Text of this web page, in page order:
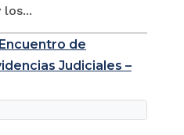
de
Judiciales –